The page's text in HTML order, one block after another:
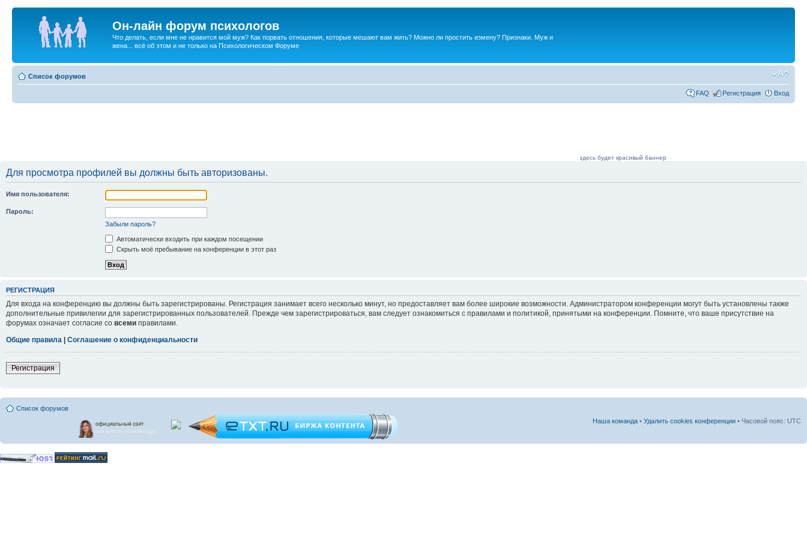
Он-лайн форум психологов
Что делать, если мне не нравится мой муж? Как порвать отношения, которые мешают вам жить? Можно ли простить измену? Признаки. Муж и
жена... всё об этом и не только на Психологическом Форуме
Список форумов
FAQ Регистрация Вход
здесь будет красивый баннер
Для просмотра профилей вы должны быть авторизованы.
Имя пользователя:
Пароль:
Забыли пароль?
Автоматически входить при каждом посещении
Скрыть моё пребывание на конференции в этот раз
РЕГИСТРАЦИЯ
Для входа на конференцию вы должны быть зарегистрированы. Регистрация занимает всего несколько минут, но предоставляет вам более широкие возможности. Администратором конференции могут быть установлены также
дополнительные привилегии для зарегистрированных пользователей. Прежде чем зарегистрироваться, вам следует ознакомиться с правилами и политикой, принятыми на конференции. Помните, что ваше присутствие на
форумах означает согласие со всеми правилами.
Общие правила
Соглашение о конфиденциальности
Регистрация
Список форумов
Наша команда • Удалить cookies конференции • Часовой пояс: UTC